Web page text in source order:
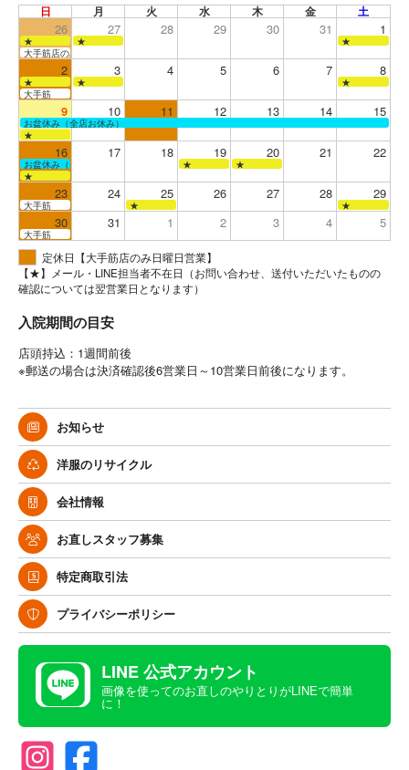
日 月 火 水 木 金 土
26 27 28 29 30 31 1
★ ★
★
大手筋店のみ営業
2 3 4 5 6 7 8
★ ★
★
大手筋
9 10 11 12 13 14 15
お盆休み（全店お休み）
★
16 17 18 19 20 21 22
お盆休み（全店お休み） ★
★
★
23 24 25 26 27 28 29
大手筋 ★ ★
30 31 1 2 3 4 5
大手筋
定休日【大手筋店のみ日曜日営業】
【★】メール・LINE担当者不在日（お問い合わせ、送付いただいたものの
確認については翌営業日となります）
入院期間の目安
店頭持込：1週間前後
※郵送の場合は決済確認後6営業日～10営業日前後になります。
お知らせ
洋服のリサイクル
会社情報
お直しスタッフ募集
特定商取引法
プライバシーポリシー
LINE 公式アカウント
画像を使ってのお直しのやりとりがLINEで簡単
に！